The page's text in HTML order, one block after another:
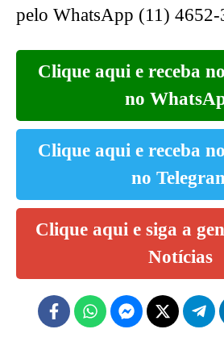
pelo WhatsApp (11) 4652-
Clique aqui e receba
no
Clique aqui e receba
no
Clique aqui e siga a
Notícias